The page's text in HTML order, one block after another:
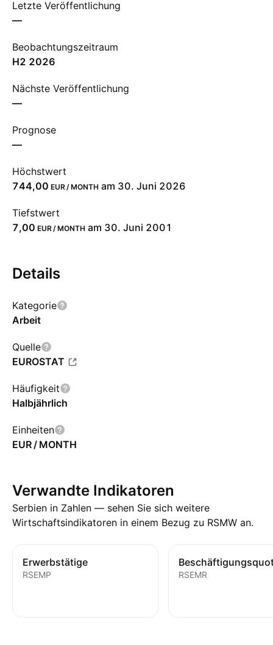
Letzte Veröffentlichung
—
Beobachtungszeitraum
H2 2026
Nächste Veröffentlichung
—
Prognose
—
Höchstwert
744,00 EUR / MONTH am 30. Juni 2026
Tiefstwert
7,00 EUR / MONTH am 30. Juni 2001
Details
Kategorie
Arbeit
Quelle
EUROSTAT
Häufigkeit
Halbjährlich
Einheiten
EUR / MONTH
Verwandte Indikatoren
Serbien in Zahlen — sehen Sie sich weitere
Wirtschaftsindikatoren in einem Bezug zu RSMW an.
Erwerbstätige
RSEMP RSEMR